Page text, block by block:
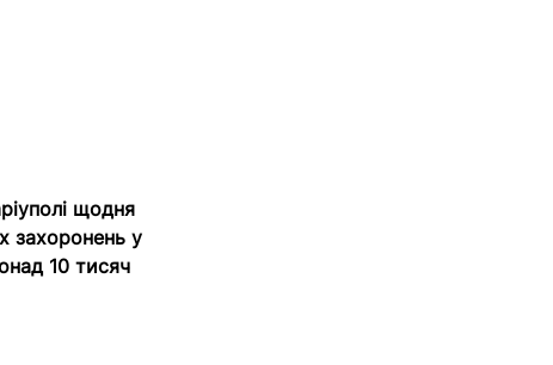
щодня
захоронень у
10 тисяч